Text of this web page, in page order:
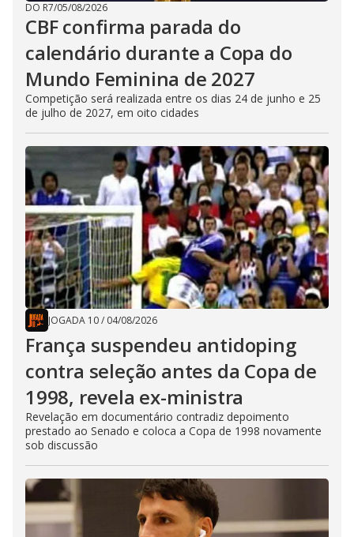
DO R7/05/08/2026
CBF confirma parada do
calendário durante a Copa do
Mundo Feminina de 2027
Competição será realizada entre os dias 24 de junho e 25
de julho de 2027, em oito cidades
JOGADA 10/ 04/08/2026
França suspendeu antidoping
contra seleção antes da Copa de
1998, revela ex-ministra
Revelação em documentário contradiz depoimento
prestado ao Senado e coloca a Copa de 1998 novamente
sob discussão